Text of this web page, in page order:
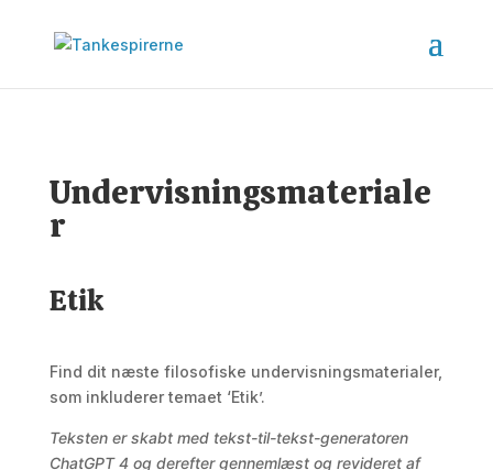
Undervisningsmateriale
r
Etik
Find dit næste filosofiske undervisningsmaterialer,
som inkluderer temaet ‘Etik’.
Teksten er skabt med tekst-til-tekst-generatoren
ChatGPT 4 og derefter gennemlæst og revideret af